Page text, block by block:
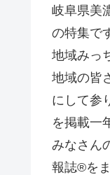
岐阜県美
の特集で
地域みっ
地域の皆
にして参
を掲載一
みなさん
報誌®を